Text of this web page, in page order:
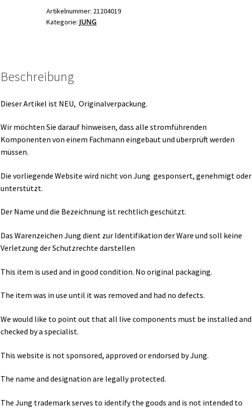
15900314
NEU
Artikelnummer: 21204019
Kategorie: JUNG
Beschreibung
Dieser Artikel ist NEU, Originalverpackung.
Wir möchten Sie darauf hinweisen, dass alle stromführenden
Komponenten von einem Fachmann eingebaut und überprüft werden
müssen.
Die vorliegende Website wird nicht von Jung gesponsert, genehmigt oder
unterstützt.
Der Name und die Bezeichnung ist rechtlich geschützt.
Das Warenzeichen Jung dient zur Identifikation der Ware und soll keine
Verletzung der Schutzrechte darstellen
This item is used and in good condition. No original packaging.
The item was in use until it was removed and had no defects.
We would like to point out that all live components must be installed and
checked by a specialist.
This website is not sponsored, approved or endorsed by Jung.
The name and designation are legally protected.
The Jung trademark serves to identify the goods and is not intended to